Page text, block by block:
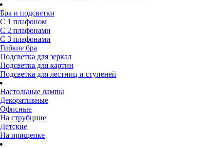
Бра и подсветки
С 1 плафоном
С 2 плафонами
С 3 плафонами
Гибкие бра
Подсветка для зеркал
Подсветка для картин
Подсветка для лестниц и ступеней
Настольные лампы
Декоративные
Офисные
На струбцине
Детские
На прищепке